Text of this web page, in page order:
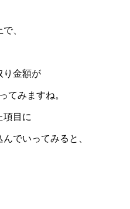
、
り金額が
てみますね。
項目に
でいってみると、